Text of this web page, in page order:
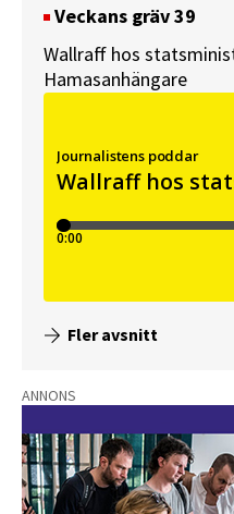
Veckans gräv 39
Wallraff hos
Hamasanhängare
Fler avsnitt
ANNONS